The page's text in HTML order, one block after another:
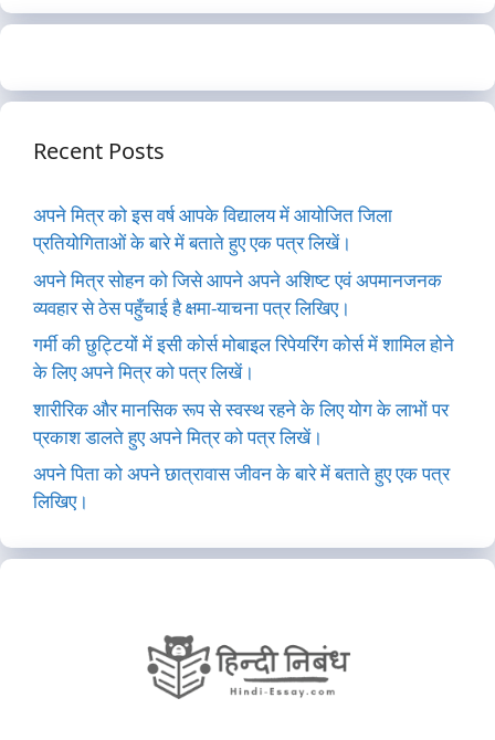
Recent Posts
अपने मित्र को इस वर्ष आपके विद्यालय में आयोजित जिला
प्रतियोगिताओं के बारे में बताते हुए एक पत्र लिखें।
अपने मित्र सोहन को जिसे आपने अपने अशिष्ट एवं अपमानजनक
व्यवहार से ठेस पहुँचाई है क्षमा-याचना पत्र लिखिए।
गर्मी की छुट्टियों में इसी कोर्स मोबाइल रिपेयरिंग कोर्स में शामिल होने
के लिए अपने मित्र को पत्र लिखें।
शारीरिक और मानसिक रूप से स्वस्थ रहने के लिए योग के लाभों पर
प्रकाश डालते हुए अपने मित्र को पत्र लिखें।
अपने पिता को अपने छात्रावास जीवन के बारे में बताते हुए एक पत्र
लिखिए।